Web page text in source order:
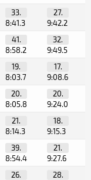
33.
8:41.3
27.
9:42.2
41.
8:58.2
32.
9:49.5
19.
8:03.7
17.
9:08.6
20.
8:05.8
20.
9:24.0
21.
8:14.3
18.
9:15.3
39.
8:54.4
21.
9:27.6
26.
28.